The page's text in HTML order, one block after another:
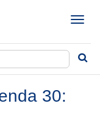
T
g
l
30: